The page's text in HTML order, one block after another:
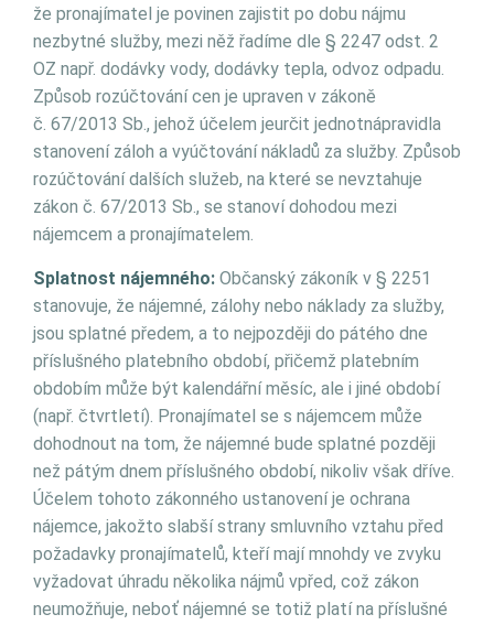
že pronajímatel je povinen zajistit po dobu nájmu
nezbytné služby, mezi něž řadíme dle § 2247 odst. 2
OZ např. dodávky vody, dodávky tepla, odvoz odpadu.
Způsob rozúčtování cen je upraven v zákoně
č. 67/2013 Sb., jehož účelem jeurčit jednotnápravidla
stanovení záloh a vyúčtování nákladů za služby. Způsob
rozúčtování dalších služeb, na které se nevztahuje
zákon č. 67/2013 Sb., se stanoví dohodou mezi
nájemcem a pronajímatelem.
Splatnost nájemného: Občanský zákoník v § 2251
stanovuje, že nájemné, zálohy nebo náklady za služby,
jsou splatné předem, a to nejpozději do pátého dne
příslušného platebního období, přičemž platebním
obdobím může být kalendářní měsíc, ale i jiné období
(např. čtvrtletí). Pronajímatel se s nájemcem může
dohodnout na tom, že nájemné bude splatné později
než pátým dnem příslušného období, nikoliv však dříve.
Účelem tohoto zákonného ustanovení je ochrana
nájemce, jakožto slabší strany smluvního vztahu před
požadavky pronajímatelů, kteří mají mnohdy ve zvyku
vyžadovat úhradu několika nájmů vpřed, což zákon
neumožňuje, neboť nájemné se totiž platí na příslušné